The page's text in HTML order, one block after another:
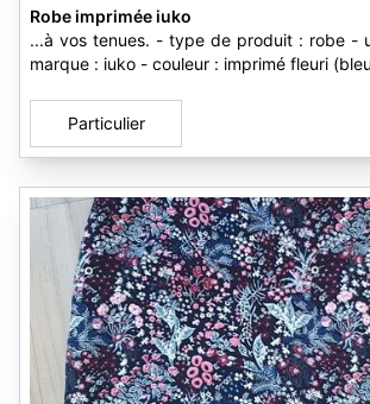
Robe imprimée iuko
...à vos tenues. - type de produit : robe -
marque : iuko - couleur : imprimé fleuri
Particulier